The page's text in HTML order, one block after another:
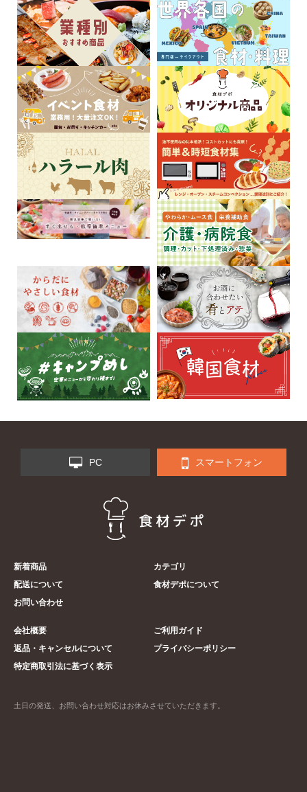
PC スマートフォン
新着商品
カテゴリ
配送について
食材デポについて
お問い合わせ
会社概要
ご利用ガイド
返品・キャンセルについて
プライバシーポリシー
特定商取引法に基づく表示
土日の発送、お問い合わせ対応はお休みさせていただきます。